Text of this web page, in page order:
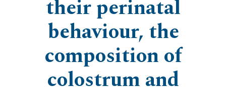
their perinatal
behaviour, the
composition of
colostrum and